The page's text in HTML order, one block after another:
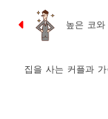
높은 코와
집을 사는 커플과